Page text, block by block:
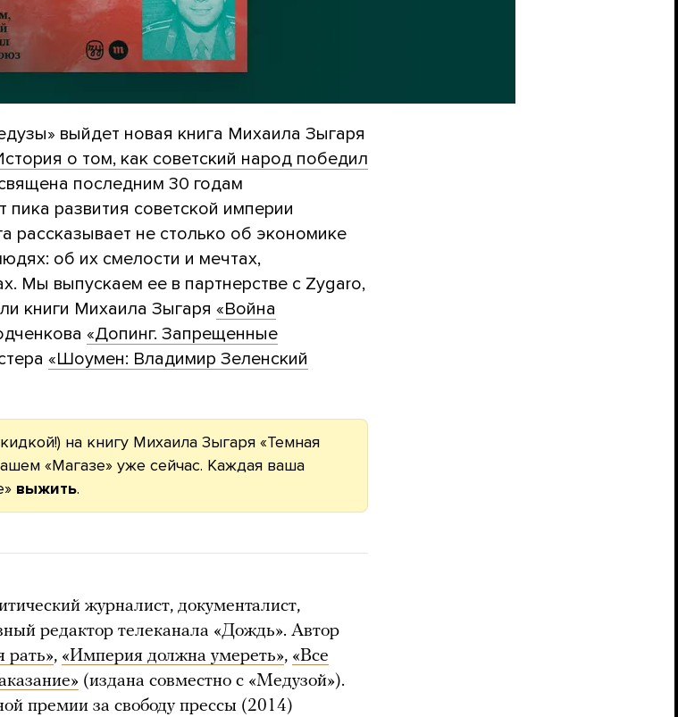
выйдет новая книга Михаила Зыгаря
о том, как советский народ победил
последним 30 годам
развития советской империи
рассказывает не столько об экономике
об их смелости и мечтах,
Мы выпускаем ее в партнерстве с Zygaro,
книги Михаила Зыгаря «Война
«Допинг. Запрещенные
«Шоумен: Владимир Зеленский
на книгу Михаила Зыгаря «Темная
«Магазе» уже сейчас. Каждая ваша
выжить.
журналист, документалист,
редактор телеканала «Дождь». Автор
рать», «Империя должна умереть», «Все
(издана совместно с «Медузой»).
премии за свободу прессы (2014)